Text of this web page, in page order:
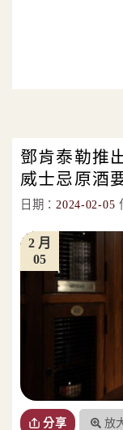
鄧肯泰勒推
威士忌原酒
日期：2024-02-05
05
2 月
分享 放